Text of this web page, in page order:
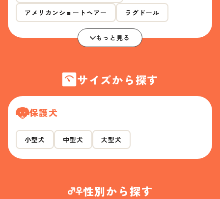
アメリカンショートヘアー ラグドール
もっと見る
サイズから探す
保護犬
小型犬 中型犬 大型犬
性別から探す